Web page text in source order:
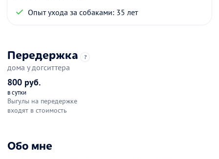
Опыт ухода за собаками: 35 лет
Передержка ?
дома у догситтера
800 руб.
в сутки
Выгулы на передержке
входят в стоимость
Обо мне